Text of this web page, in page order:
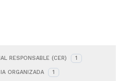
RESPONSABLE (CER) 1
ORGANIZADA 1